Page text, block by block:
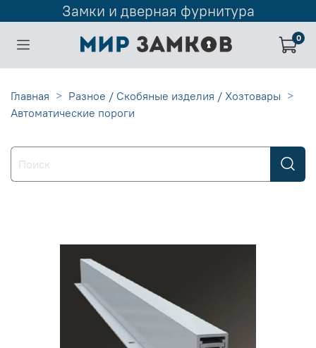
Замки и дверная фурнитура
0
Главная
Разное / Скобяные изделия / Хозтовары
Автоматические пороги